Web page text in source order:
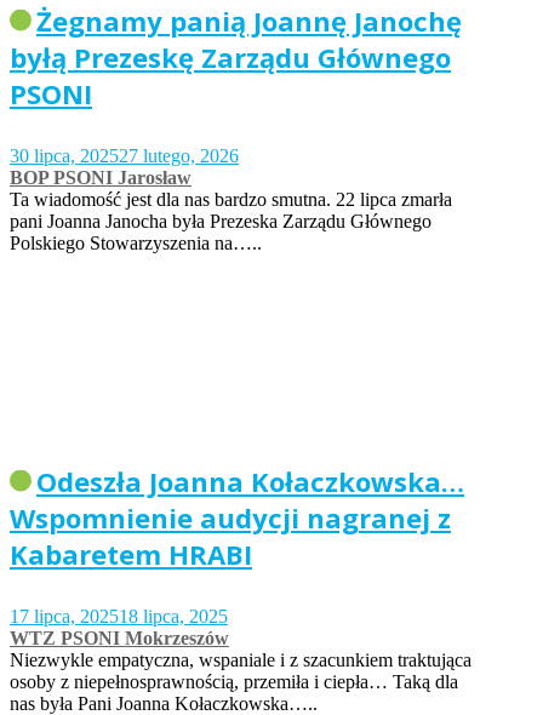
Żegnamy panią Joannę Janochę
byłą Prezeskę Zarządu Głównego
PSONI
30 lipca, 202527 lutego, 2026
BOP PSONI Jarosław
Ta wiadomość jest dla nas bardzo smutna. 22 lipca zmarła
pani Joanna Janocha była Prezeska Zarządu Głównego
Polskiego Stowarzyszenia na…..
Odeszła Joanna Kołaczkowska…
Wspomnienie audycji nagranej z
Kabaretem HRABI
17 lipca, 202518 lipca, 2025
WTZ PSONI Mokrzeszów
Niezwykle empatyczna, wspaniale i z szacunkiem traktująca
osoby z niepełnosprawnością, przemiła i ciepła… Taką dla
nas była Pani Joanna Kołaczkowska…..